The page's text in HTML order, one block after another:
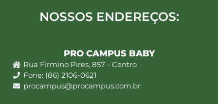
NOSSOS ENDEREÇOS:
PRO CAMPUS BABY
Rua Firmino Pires, 857 - Centro
Fone: (86) 2106-0621
procampus@procampus.com.br